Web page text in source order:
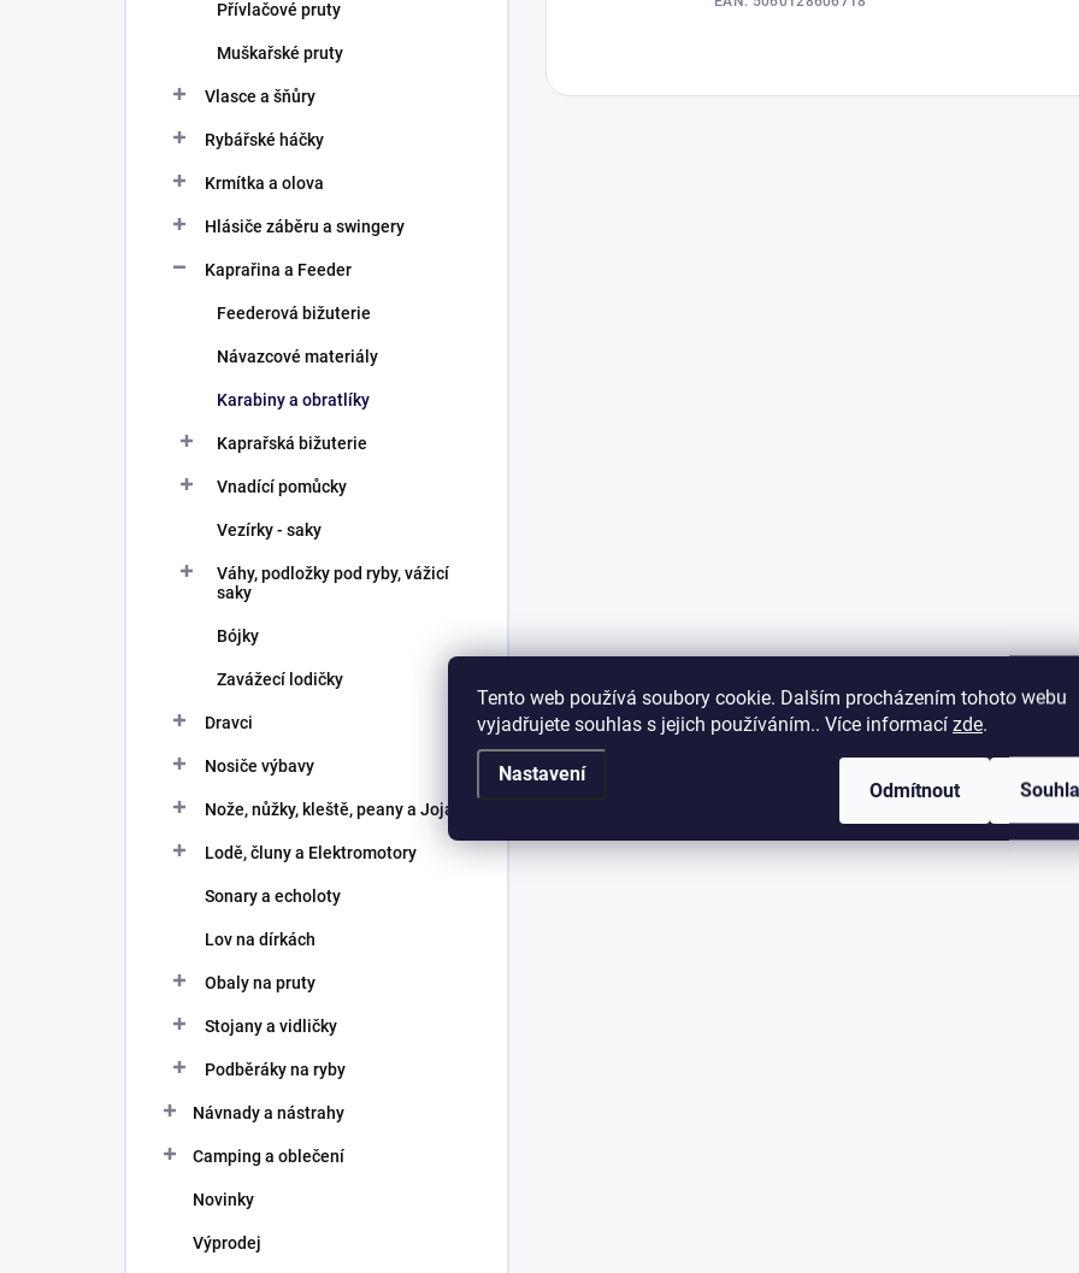
Tento web používá soubory cookie. Dalším procházením tohoto webu
vyjadřujete souhlas s jejich používáním.. Více informací zde.
Nastavení
Odmítnout
Přívlačové pruty
Muškařské pruty
Vlasce a šňůry
Rybářské háčky
Krmítka a olova
Hlásiče záběru a swingery
Kaprařina a Feeder
Feederová bižuterie
Návazcové materiály
Karabiny a obratlíky
Kaprařská bižuterie
Vnadící pomůcky
Vezírky - saky
Váhy, podložky pod ryby, vážicí
saky
Bójky
Zavážecí lodičky
Dravci
Nosiče výbavy
Nože, nůžky, kleště, peany a Joja
Lodě, čluny a Elektromotory
Sonary a echoloty
Lov na dírkách
Obaly na pruty
Stojany a vidličky
Podběráky na ryby
Návnady a nástrahy
Camping a oblečení
Novinky
Výprodej